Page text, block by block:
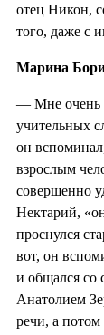
отец Никон,
того, даже с
Марина
— Мне очень
учительных
он
взрослым
совершенно
Нектарий,
проснулся
вот, он
и общался со
Анатолием
речи, а потом